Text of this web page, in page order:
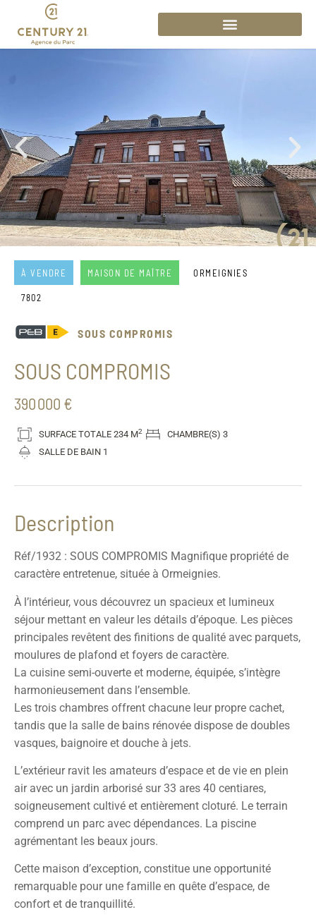
À VENDRE MAISON DE MAÎTRE ORMEIGNIES
7802
SOUS COMPROMIS
SOUS COMPROMIS
390 000 €
SURFACE TOTALE 234 M2 CHAMBRE(S) 3
SALLE DE BAIN 1
Description
Réf/1932 : SOUS COMPROMIS Magnifique propriété de
caractère entretenue, située à Ormeignies.
À l’intérieur, vous découvrez un spacieux et lumineux
séjour mettant en valeur les détails d’époque. Les pièces
principales revêtent des finitions de qualité avec parquets,
moulures de plafond et foyers de caractère.
La cuisine semi-ouverte et moderne, équipée, s’intègre
harmonieusement dans l’ensemble.
Les trois chambres offrent chacune leur propre cachet,
tandis que la salle de bains rénovée dispose de doubles
vasques, baignoire et douche à jets.
L’extérieur ravit les amateurs d’espace et de vie en plein
air avec un jardin arborisé sur 33 ares 40 centiares,
soigneusement cultivé et entièrement cloturé. Le terrain
comprend un parc avec dépendances. La piscine
agrémentant les beaux jours.
Cette maison d’exception, constitue une opportunité
remarquable pour une famille en quête d’espace, de
confort et de tranquillité.